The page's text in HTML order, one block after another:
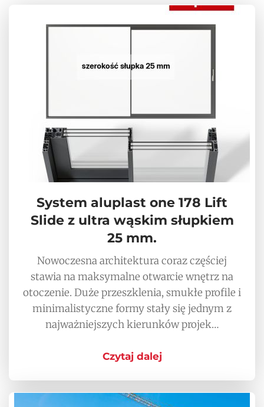
System aluplast one 178 Lift
Slide z ultra wąskim słupkiem
25 mm.
Nowoczesna architektura coraz częściej
stawia na maksymalne otwarcie wnętrz na
otoczenie. Duże przeszklenia, smukłe profile i
minimalistyczne formy stały się jednym z
najważniejszych kierunków projek…
Czytaj dalej